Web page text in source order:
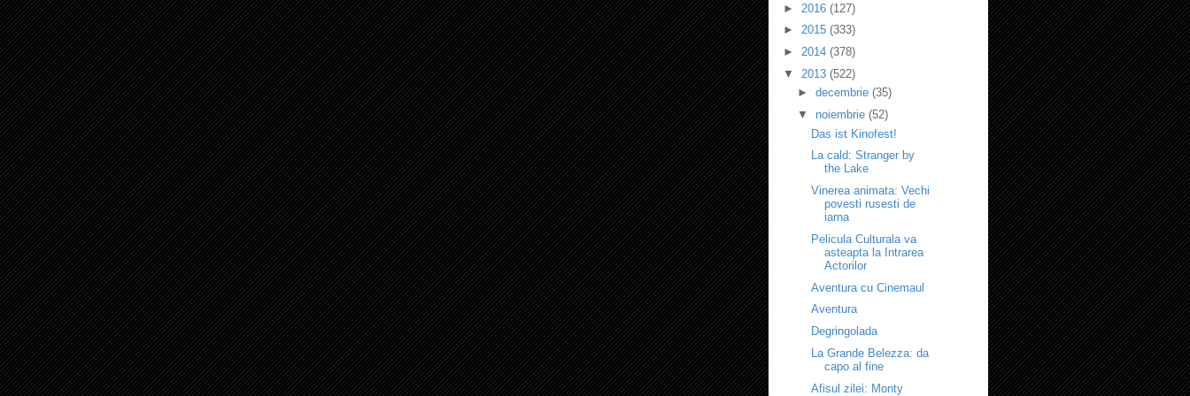
► 2016 (127)
► 2015 (333)
► 2014 (378)
▼ 2013 (522)
► decembrie (35)
▼ noiembrie (52)
Das ist Kinofest!
La cald: Stranger by
the Lake
Vinerea animata: Vechi
povesti rusesti de
iarna
Pelicula Culturala va
asteapta la Intrarea
Actorilor
Aventura cu Cinemaul
Aventura
Degringolada
La Grande Belezza: da
capo al fine
Afisul zilei: Monty